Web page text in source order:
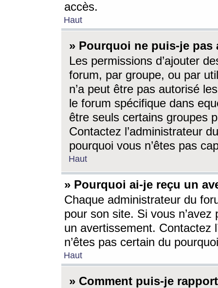
accès.
Haut
» Pourquoi ne puis-je
Les permissions d’ajouter
forum, par groupe, ou par
n’a peut être pas autorisé
le forum spécifique dans
être seuls certains groupes
Contactez l’administrateur
pourquoi vous n’êtes pas
Haut
» Pourquoi ai-je reçu un
Chaque administrateur du
pour son site. Si vous
un avertissement. Contactez
n’êtes pas certain du
Haut
» Comment puis-je